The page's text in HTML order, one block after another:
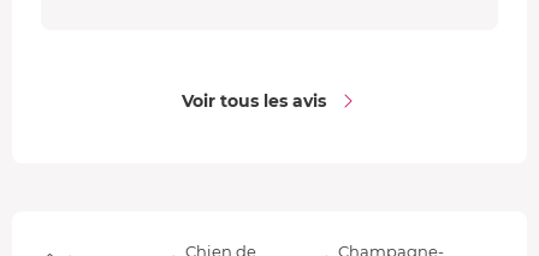
Voir tous les avis
Chien de
Champagne-